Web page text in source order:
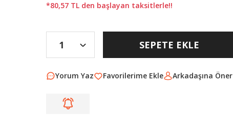
*80,57 TL den başlayan taksitlerle!!
SEPETE EKLE
Yorum Yaz Arkadaşına Öner